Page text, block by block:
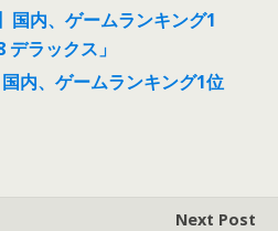
国内、ゲームランキング1
ラックス」
国内、ゲームランキング1位
Next Post